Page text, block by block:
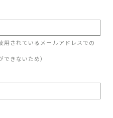
用されているメールアドレスでの
できないため）